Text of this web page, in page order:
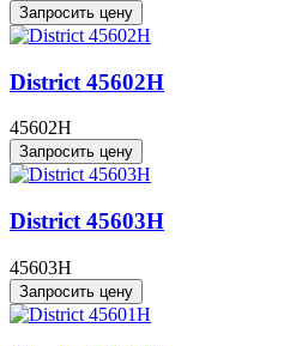
Запросить цену
District 45602H
45602H
Запросить цену
District 45603H
45603H
Запросить цену